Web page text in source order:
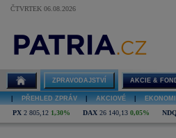
ČTVRTEK 06.08.2026
ZPRAVODAJSTVÍ AKCIE &
PŘEHLED ZPRÁV AKCIOVÉ
PX 2 805,12 1,30% DAX 26 140,13 0,05%